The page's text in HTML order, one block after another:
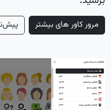
مرور کاور های بیشتر